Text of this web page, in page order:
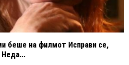
беше на филмот Исправи се,